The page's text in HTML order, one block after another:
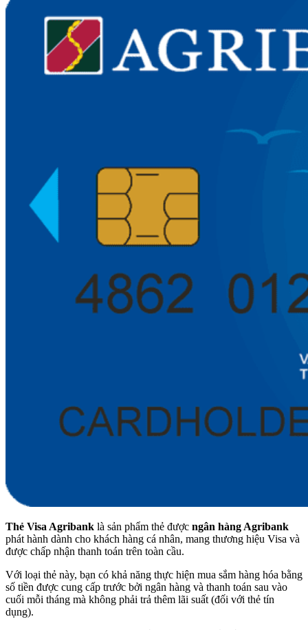
Thẻ Visa Agribank là sản phẩm thẻ được ngân hàng Agribank
phát hành dành cho khách hàng cá nhân, mang thương hiệu Visa và
được chấp nhận thanh toán trên toàn cầu.
Với loại thẻ này, bạn có khả năng thực hiện mua sắm hàng hóa bằng
số tiền được cung cấp trước bởi ngân hàng và thanh toán sau vào
cuối mỗi tháng mà không phải trả thêm lãi suất (đối với thẻ tín
dụng).